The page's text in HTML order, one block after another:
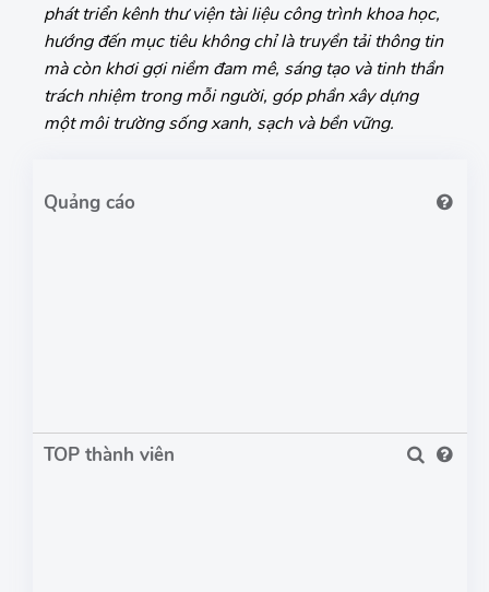
phát triển kênh thư viện tài liệu công trình khoa học,
hướng đến mục tiêu không chỉ là truyền tải thông tin
mà còn khơi gợi niềm đam mê, sáng tạo và tinh thần
trách nhiệm trong mỗi người, góp phần xây dựng
một môi trường sống xanh, sạch và bền vững.
TOP thành viên